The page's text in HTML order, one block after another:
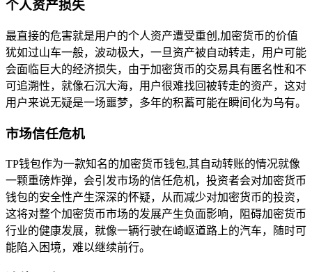
个人资产损失
最直接的危害就是用户的个人资产遭受重创,加密货币的价值
犹如过山车一般，波动极大，一旦资产被自动转走，用户可能
会面临巨大的经济损失，由于加密货币的交易具有匿名性和不
可追溯性，就像石沉大海，用户很难找回被转走的资产，这对
用户来说无疑是一场噩梦，多年的积蓄可能在瞬间化为乌有。
市场信任危机
TP钱包作为一款知名的加密货币钱包,其自动转账的情况就像
一颗重磅炸弹，会引发市场的信任危机，投资者会对加密货币
钱包的安全性产生深深的怀疑，从而减少对加密货币的投资，
这将对整个加密货币市场的发展产生负面影响，阻碍加密货币
行业的健康发展，就像一辆行驶在崎岖道路上的汽车，随时可
能陷入困境，难以继续前行。